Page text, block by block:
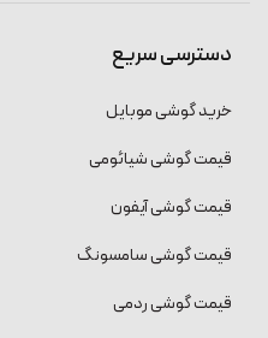
دسترسی سریع
خرید گوشی موبایل
قیمت گوشی شیائومی
قیمت گوشی آیفون
قیمت گوشی سامسونگ
قیمت گوشی ردمی